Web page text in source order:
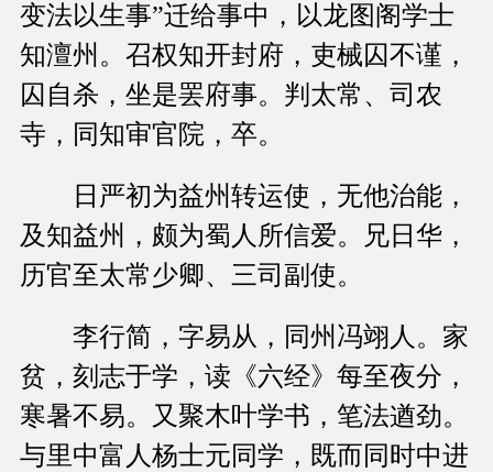
变法以生事”迁给事中，以龙图阁学士
知澶州。召权知开封府，吏械囚不谨，
囚自杀，坐是罢府事。判太常、司农
寺，同知审官院，卒。
日严初为益州转运使，无他治能，
及知益州，颇为蜀人所信爱。兄日华，
历官至太常少卿、三司副使。
李行简，字易从，同州冯翊人。家
贫，刻志于学，读《六经》每至夜分，
寒暑不易。又聚木叶学书，笔法遒劲。
与里中富人杨士元同学，既而同时中进